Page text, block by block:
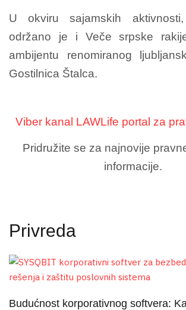
U okviru sajamskih
održano je i Veče srpske
ambijentu renomiranog
Gostilnica Štalca.
Viber kanal LAWLife portal za
Pridružite se za najnovije
informacije.
Privreda
Budućnost korporativnog softvera: